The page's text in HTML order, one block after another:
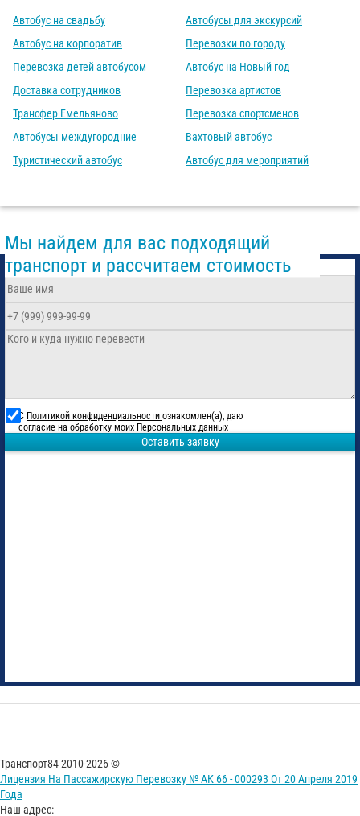
Автобус на свадьбу
Автобус на корпоратив
Перевозка детей автобусом
Доставка сотрудников
Трансфер Емельяново
Автобусы междугородние
Туристический автобус
Автобусы для экскурсий
Перевозки по городу
Автобус на Новый год
Перевозка артистов
Перевозка спортсменов
Вахтовый автобус
Автобус для мероприятий
Мы найдем для вас подходящий
транспорт и рассчитаем стоимость
С Политикой конфиденциальности ознакомлен(а), даю
согласие на обработку моих Персональных данных
Оставить заявку
Транспорт84 2010-2026 ©
Лицензия На Пассажирскую Перевозку № АК 66 - 000293 От 20 Апреля 2019
Года
Наш адрес: